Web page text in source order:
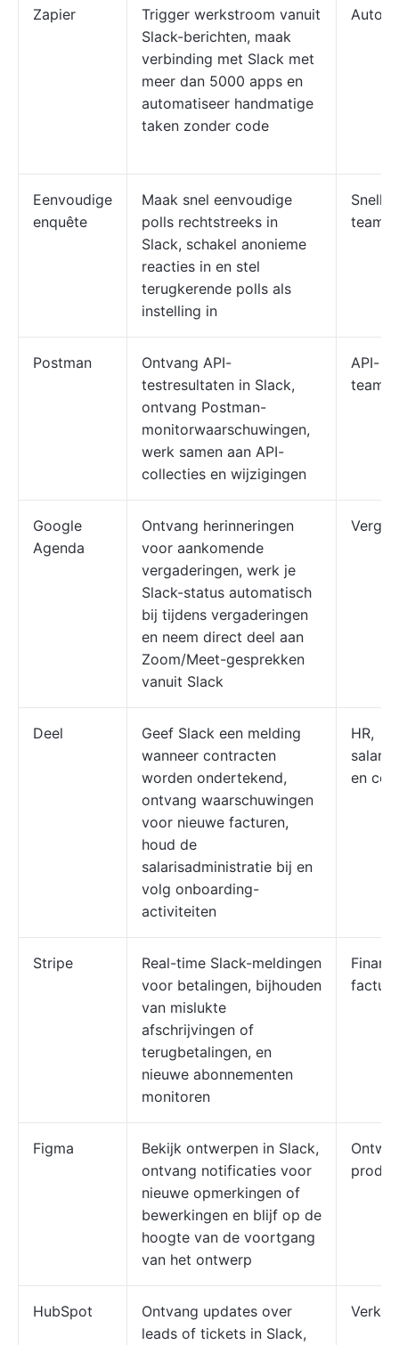
Zapier
Trigger werkstroom vanuit
Slack-berichten, maak
verbinding met Slack met
meer dan 5000 apps en
automatiseer handmatige
taken zonder code
Eenvoudige
enquête
Maak snel eenvoudige
polls rechtstreeks in
Slack, schakel anonieme
reacties in en stel
terugkerende polls als
instelling in
Snelle
Postman
Ontvang API-
testresultaten in Slack,
ontvang Postman-
monitorwaarschuwingen,
werk samen aan API-
collecties en wijzigingen
API-
teams
Google
Agenda
Ontvang herinneringen
voor aankomende
vergaderingen, werk je
Slack-status automatisch
bij tijdens vergaderingen
en neem direct deel aan
Zoom/Meet-gesprekken
vanuit Slack
Deel
Geef Slack een melding
wanneer contracten
worden ondertekend,
ontvang waarschuwingen
voor nieuwe facturen,
houd de
salarisadministratie bij en
volg onboarding-
activiteiten
HR,
en
Stripe
Real-time Slack-meldingen
voor betalingen, bijhouden
van mislukte
afschrijvingen of
terugbetalingen, en
nieuwe abonnementen
monitoren
Figma
Bekijk ontwerpen in Slack,
ontvang notificaties voor
nieuwe opmerkingen of
bewerkingen en blijf op de
hoogte van de voortgang
van het ontwerp
HubSpot
Ontvang updates over
leads of tickets in Slack,